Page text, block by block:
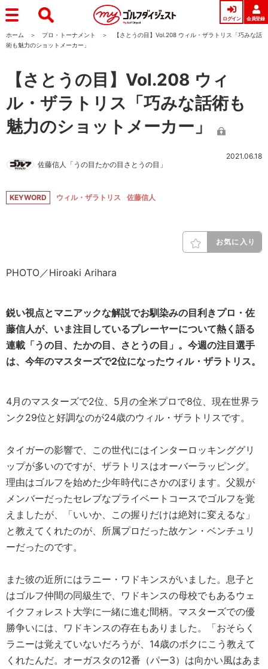
ログイン 会員登録
ホーム プロ・トーナメント
【さとうの目】Vol.208 ウィル・ザラトリス「巧みな話
術も魅力のショットメーカー」
【さとうの目】Vol.208 ウィ
ル・ザラトリス「巧みな話術も
魅力のショットメーカー」
佐藤信人「うの目たかの目さとうの目」
2021.06.18
KEYWORD ウィル・ザラトリス 佐藤信人
お気に入り
PHOTO／Hiroaki Arihara
鋭い視点とマニアックな解説でお馴染みの目利きプロ・佐
藤信人が、いま注目しているプレーヤーについて熱く語る
連載「うの目、たかの目、さとうの目」。今週の注目選手
は、今年のマスターズで2位になったウィル・ザラトリス。
4月のマスターズで2位、5月の全米プロで8位、現在世界ラ
ンク29位と好調なのが24歳のウィル・ザラトリスです。
タイガーの影響で、この世代にはインターロッキンググリ
ップが多いのですが、ザラトリスはオーバーラッピング。
理由はゴルフを始めた少年時代にさかのぼります。父親が
メンバーだったセレブなプライベートコースでゴルフを覚
えましたが、「いいか、この握りだけは絶対に変えるな」
と教えてくれたのが、所属プロだった故ケン・ベンチュリ
ーだったのです。
また彼の近所にはラニー・ワドキンスがいました。息子と
はゴルフ仲間の同級生で、ワドキンスの母校でもあるウェ
イクフォレスト大学に一緒に進む間柄。マスターズでの優
勝争いには、ワドキンスの存在もありました。「おそらく
ラニーは覚えていないだろうが、14歳のボクにこう教えて
くれたんだ。オーガスタの12番（パー3）は向かい風はあま